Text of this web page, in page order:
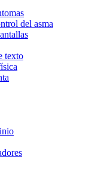
del asma
texto